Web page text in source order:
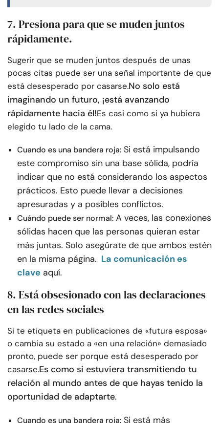
7. Presiona para que se muden juntos
rápidamente.
Sugerir que se muden juntos después de unas
pocas citas puede ser una señal importante de que
está desesperado por casarse.No solo está
imaginando un futuro, ¡está avanzando
rápidamente hacia él!Es casi como si ya hubiera
elegido tu lado de la cama.
Cuando es una bandera roja: Si está impulsando
este compromiso sin una base sólida, podría
indicar que no está considerando los aspectos
prácticos. Esto puede llevar a decisiones
apresuradas y a posibles conflictos.
Cuándo puede ser normal: A veces, las conexiones
sólidas hacen que las personas quieran estar
más juntas. Solo asegúrate de que ambos estén
en la misma página. La comunicación es
clave aquí.
8. Está obsesionado con las declaraciones
en las redes sociales
Si te etiqueta en publicaciones de «futura esposa»
o cambia su estado a «en una relación» demasiado
pronto, puede ser porque está desesperado por
casarse.Es como si estuviera transmitiendo tu
relación al mundo antes de que hayas tenido la
oportunidad de adaptarte.
Cuando es una bandera roja: Si está más